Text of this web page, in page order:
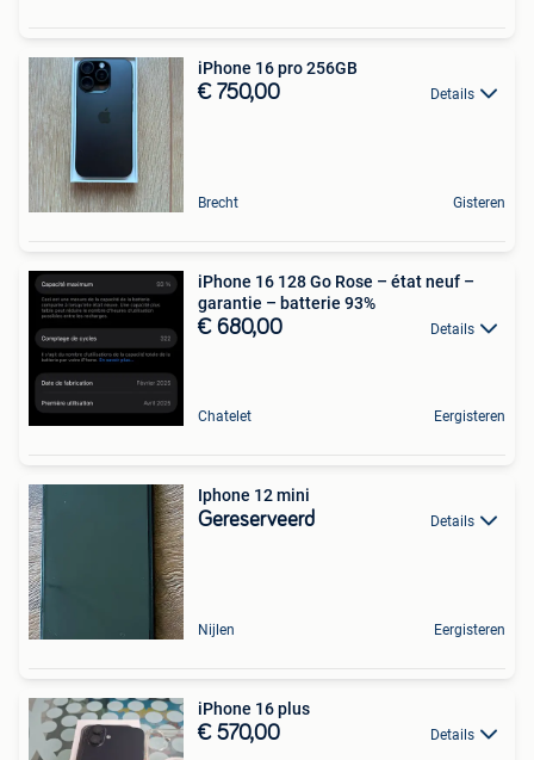
iPhone 16 pro 256GB
€ 750,00 Details
Brecht Gisteren
iPhone 16 128 Go Rose – état neuf –
garantie – batterie 93%
€ 680,00 Details
Chatelet Eergisteren
Iphone 12 mini
Gereserveerd Details
Nijlen Eergisteren
iPhone 16 plus
€ 570,00 Details